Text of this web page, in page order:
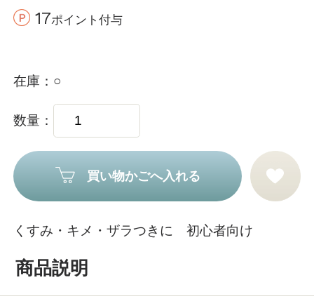
くすみ・キメ・ザラつきに 初心者向け
17ポイント付与
在庫 ○
数量
買い物かごへ入れる
商品説明